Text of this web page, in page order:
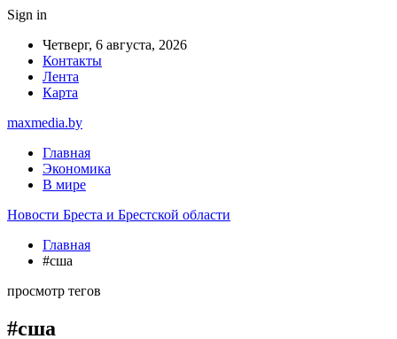
Sign in
Четверг, 6 августа, 2026
Контакты
Лента
Карта
maxmedia.by
Главная
Экономика
В мире
Новости Бреста и Брестской области
Главная
#сша
просмотр тегов
#сша